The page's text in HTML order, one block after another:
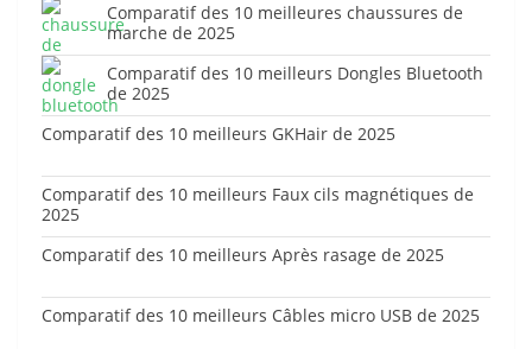
Comparatif des 10 meilleures chaussures de
marche de 2025
Comparatif des 10 meilleurs Dongles Bluetooth
de 2025
Comparatif des 10 meilleurs GKHair de 2025
Comparatif des 10 meilleurs Faux cils magnétiques de
2025
Comparatif des 10 meilleurs Après rasage de 2025
Comparatif des 10 meilleurs Câbles micro USB de 2025